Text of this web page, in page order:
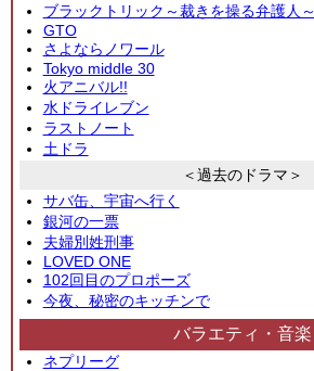
ブラックトリック～裁きを操る弁護人～
GTO
さよならノワール
Tokyo middle 30
火アニバル!!
水ドライレブン
ラストノート
土ドラ
＜過去のドラマ＞
サバ缶、宇宙へ行く
銀河の一票
夫婦別姓刑事
LOVED ONE
102回目のプロポーズ
今夜、秘密のキッチンで
バラエティ・音楽
ネプリーグ